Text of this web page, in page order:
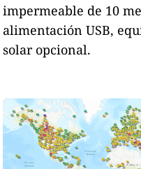
impermeable de 10
alimentación USB,
solar opcional.